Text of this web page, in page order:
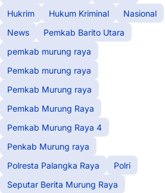
Hukrim
Hukum Kriminal
Nasional
News
Pemkab Barito Utara
pemkab murung raya
Pemkab murung raya
Pemkab Murung raya
Pemkab Murung Raya
Pemkab Murung Raya 4
Penkab Murung raya
Polresta Palangka Raya
Polri
Seputar Berita Murung Raya